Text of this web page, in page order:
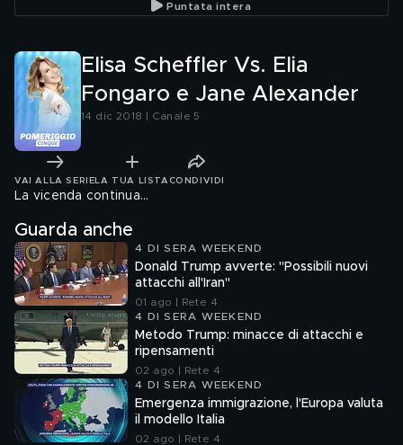
Puntata intera
Elisa Scheffler Vs. Elia
Fongaro e Jane Alexander
14 dic 2018 | Canale 5
VAI ALLA SERIE LA TUA LISTA CONDIVIDI
La vicenda continua...
Guarda anche
4 DI SERA WEEKEND
Donald Trump avverte: "Possibili nuovi
attacchi all'Iran"
01 ago | Rete 4
4 DI SERA WEEKEND
Metodo Trump: minacce di attacchi e
ripensamenti
02 ago | Rete 4
4 DI SERA WEEKEND
Emergenza immigrazione, l'Europa valuta
il modello Italia
02 ago | Rete 4